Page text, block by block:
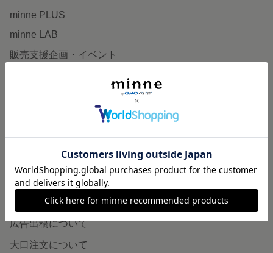
minne PLUS
minne LAB
販売支援企画・イベント
minneとものづくりと
minneの本
企業の方へ
広告出稿について
大口注文について